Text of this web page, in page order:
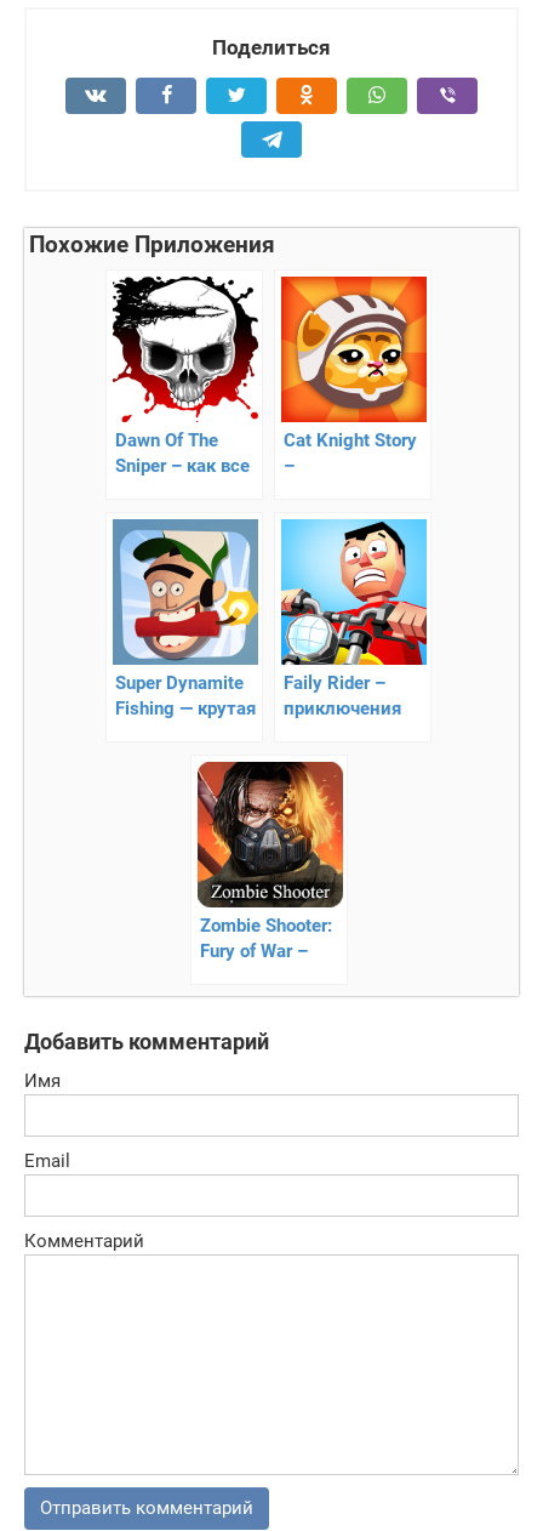
Поделиться
Похожие Приложения
Dawn Of The
Sniper – как все
время
апокалипсиса
Cat Knight Story
–
котов
Super Dynamite
Fishing — крутая
динамитом
Faily Rider –
приключения
мотоцикле
Zombie Shooter:
Fury of War –
вирус
Добавить комментарий
Имя
Email
Комментарий